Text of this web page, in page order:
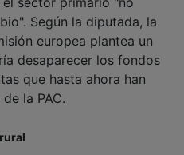
Según la diputada, la
europea plantea un
desaparecer los fondos
que hasta ahora han
la PAC.